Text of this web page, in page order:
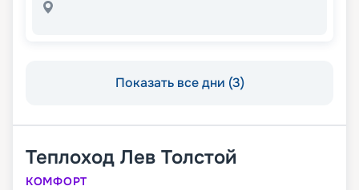
Показать все дни (3)
Теплоход Лев Толстой
КОМФОРТ